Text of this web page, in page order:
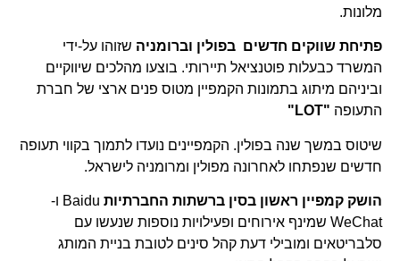
מלונות.
פתיחת שווקים חדשים בפולין וברומניה שזוהו על-ידי
המשרד כבעלות פוטנציאל תיירותי. בוצעו מהלכים שיווקיים
וביניהם מיתוג בתמונות הקמפיין מטוס פנים ארצי של חברת
התעופה "LOT"
שיטוס במשך שנה בפולין. הקמפיינים נועדו לתמוך בקווי תעופה
חדשים שנפתחו לאחרונה מפולין ומרומניה לישראל.
הושק קמפיין ראשון בסין ברשתות החברתיות
Baidu ו-
WeChat שמינף אירוחים ופעילויות נוספות שנעשו עם
סלבריטאים ומובילי דעת קהל סינים לטובת בניית המותג